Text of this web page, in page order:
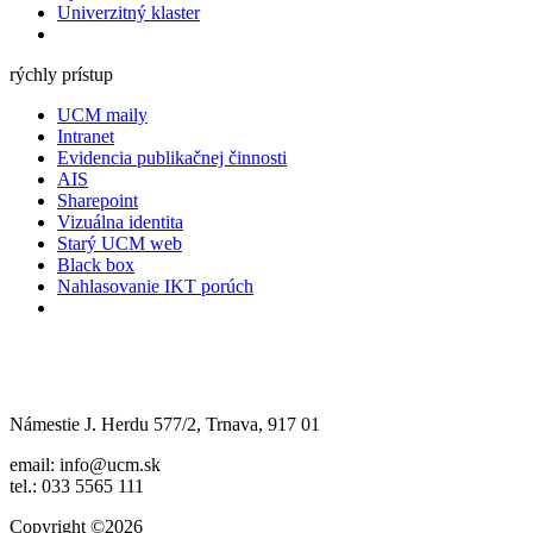
Univerzitný klaster
rýchly prístup
UCM maily
Intranet
Evidencia publikačnej činnosti
AIS
Sharepoint
Vizuálna identita
Starý UCM web
Black box
Nahlasovanie IKT porúch
Námestie J. Herdu 577/2, Trnava, 917 01
email: info@ucm.sk
tel.: 033 5565 111
Copyright ©2026